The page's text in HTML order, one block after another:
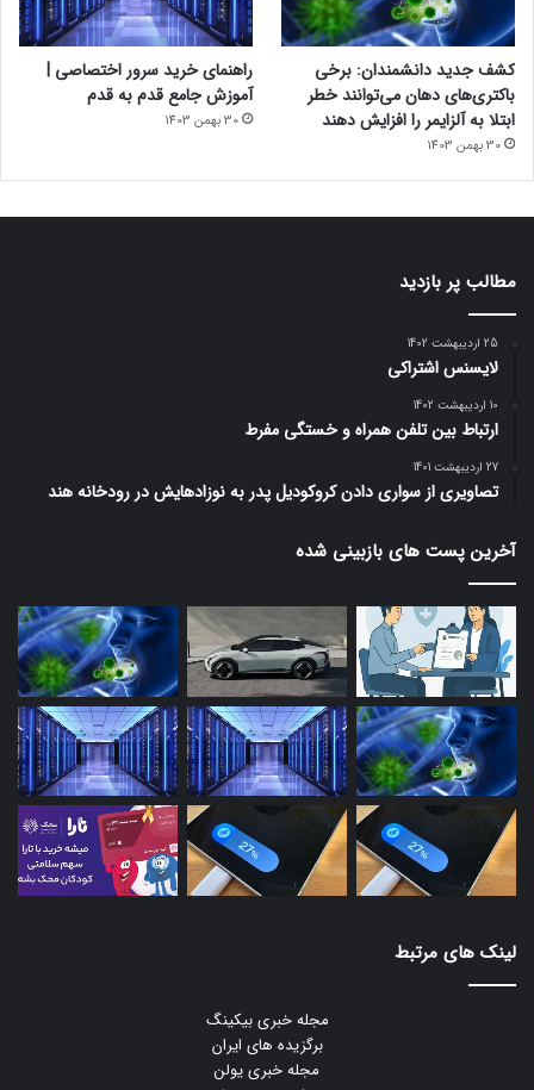
کشف جدید دانشمندان: برخی
باکتری‌های دهان می‌توانند خطر
ابتلا به آلزایمر را افزایش دهند
30 بهمن 1403
راهنمای خرید سرور اختصاصی |
آموزش جامع قدم به قدم
30 بهمن 1403
مطالب پر بازدید
25 اردیبهشت 1402
لایسنس اشتراکی
10 اردیبهشت 1402
ارتباط بین تلفن همراه و خستگی مفرط
27 اردیبهشت 1401
تصاویری از سواری دادن کروکودیل پدر به نوزادهایش در رودخانه هند
آخرین پست های بازبینی شده
لینک های مرتبط
مجله خبری بیکینگ
برگزیده های ایران
مجله خبری یولن